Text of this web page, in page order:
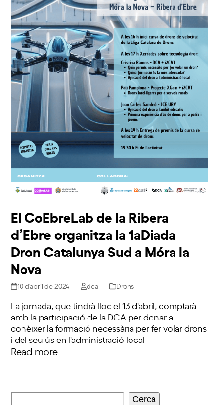
El CoEbreLab de la Ribera
d’Ebre organitza la 1aDiada
Dron Catalunya Sud a Móra la
Nova
10 d'abril de 2024 dca Drons
La jornada, que tindrà lloc el 13 d'abril, comptarà
amb la participació de la DCA per donar a
conèixer la formació necessària per fer volar drons
i del seu ús en l'administració local
Read more
Cerca